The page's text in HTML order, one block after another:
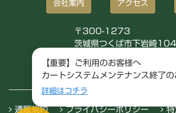
会社案内 アクセス
〒300-1273
茨城県つくば市下岩崎
通販規約 プライバシーポリシー
【重要】ご利用のお客様へ
カートシステムメンテナンス終了
詳細はコチラ